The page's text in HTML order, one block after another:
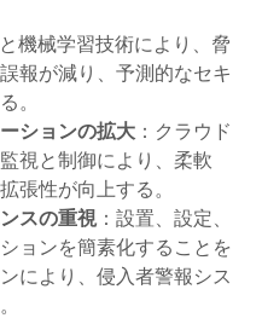
と機械学習技術により、脅
報が減り、予測的なセキ
。
ションの拡大 ：クラウド
視と制御により、柔軟
張性が向上する。
スの重視 ：設置、設定、
ョンを簡素化することを
により、侵入者警報シス